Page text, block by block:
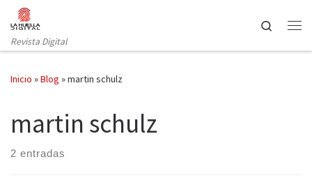
Saltar al contenido
Revista Digital
Search
Inicio »Blog »martin schulz
martin schulz
2 entradas